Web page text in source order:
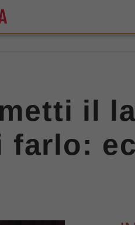
il
farlo: